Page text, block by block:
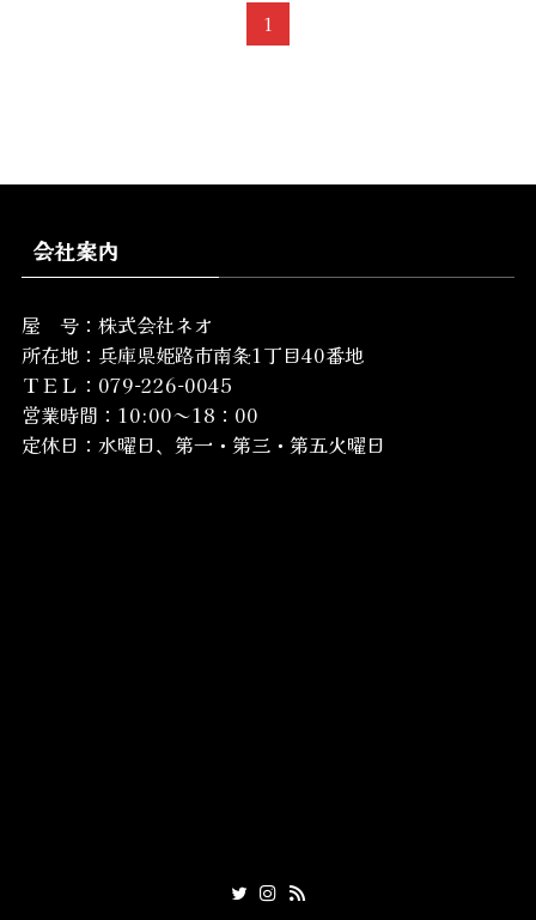
1
会社案内
屋 号：株式会社ネオ
所在地： 兵庫県姫路市南条1丁目40番地
ＴＥＬ：079-226-0045
営業時間：10:00～18：00
定休日：水曜日、第一・第三・第五火曜日